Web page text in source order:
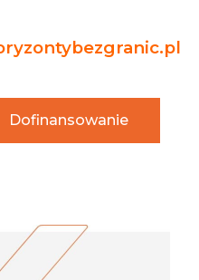
Dofinansowanie